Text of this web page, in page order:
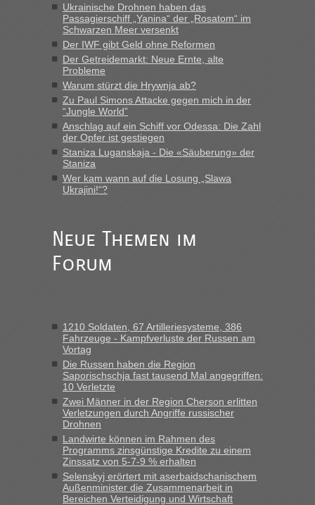
inBerichte und Reisetipps • Re: Mit dem Zug in
die Ukraine
„Man sollte aber explizit dazu schreiben, daß es ein Zug von
LeoExpress ist - und nur auf deren Webseite kann man die
Fahrkarten kaufen. Zumindest ist es die erste Umsteigefreie
Verbindung von Deutschland...“
Recht, Visa und Dokumente • Re: Deklaration
gebrauchter Kleidung beim Zoll
„Vielen Dank, mit einem Briefchen meiner Frau im Gepäck
gab es keine Probleme“
fast 11 Milliarden aufgedeckt
„Am besten wäre natürlich, wenn die Frau mit dabei ist.
Alleinreisende Männer stehen schließlich immer unter
Milliarden aufgedeckt
„Kein Zoll. Du musst an sich nur sagen dass das privat ist
und du nicht damit handeln willst. So lange das nicht
Originalverpackt ist und ersichlich das nicht neu sollte es
keine Probleme geben“
Recht, Visa und Dokumente • Deklaration
gebrauchter Kleidung beim Zoll
„Hallo Leute, ich weiß nicht, ob ich hier richtig bin mit meiner
Anfrage. Ich möchte 4 Umzugskartons mit gebrauchter
Straßen Kleidung bei der Einreise in die Ukraine
mitnehmen. Es ist gebrauchte Kleidung...“
Ukrainische Drohnen haben das
Passagierschiff „Yanina“ der „Rosatom“ im
Schwarzen Meer versenkt
Der IWF gibt Geld ohne Reformen
Der Getreidemarkt: Neue Ernte, alte
Probleme
Warum stürzt die Hrywnja ab?
Zu Paul Simons Attacke gegen mich in der
“Jungle World”
Anschlag auf ein Schiff vor Odessa: Die Zahl
der Opfer ist gestiegen
Staniza Luganskaja - Die «Säuberung» der
Staniza
Wer kam wann auf die Losung „Slawa
Ukrajini!“?
Neue Themen im
Forum
1210 Soldaten, 67 Artilleriesysteme, 386
Fahrzeuge - Kampfverluste der Russen am
Vortag
Die Russen haben die Region
Saporischschja fast tausend Mal angegriffen:
10 Verletzte
Zwei Männer in der Region Cherson erlitten
Verletzungen durch Angriffe russischer
Drohnen
Landwirte können im Rahmen des
Programms zinsgünstige Kredite zu einem
Zinssatz von 5-7-9 % erhalten
Selenskyj erörtert mit aserbaidschanischem
Außenminister die Zusammenarbeit in
Bereichen Verteidigung und Wirtschaft